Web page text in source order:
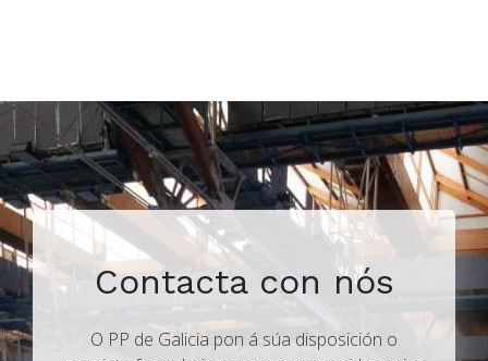
Contacta con nós
O PP de Galicia pon á súa disposición o